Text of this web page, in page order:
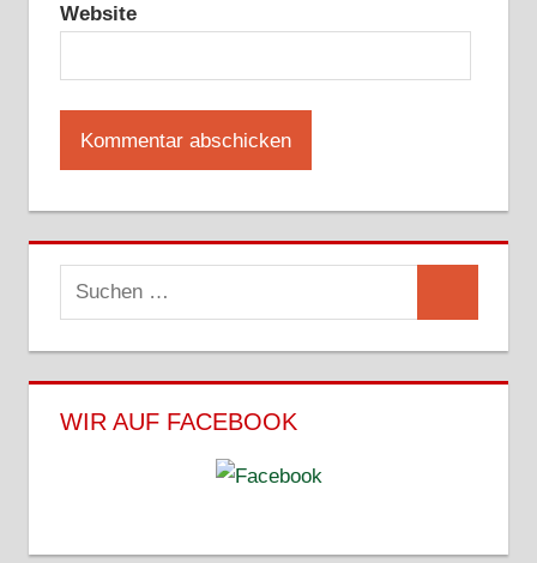
Website
Suchen
nach:
WIR AUF FACEBOOK